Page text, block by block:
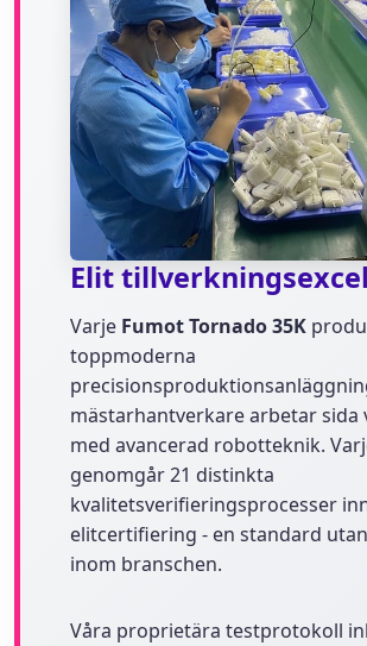
Elit
Varje Fumot Tornado 35K
toppmoderna
mästarhantverkare arbetar sida
med avancerad robotteknik.
genomgår 21 distinkta
kvalitetsverifieringsprocesser
elitcertifiering - en standard
inom branschen.
Våra proprietära testprotokoll